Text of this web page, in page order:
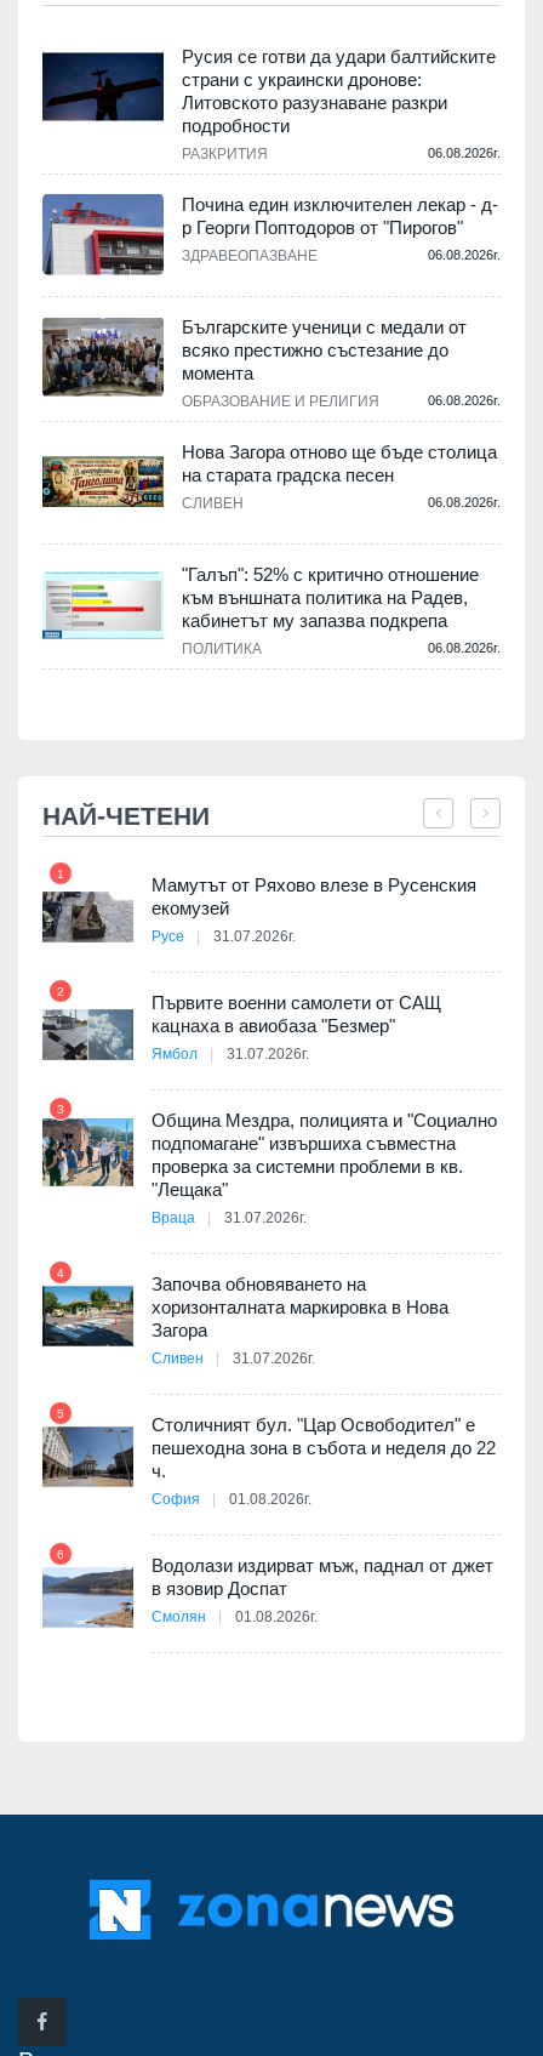
Русия се готви да удари балтийските
страни с украински дронове:
Литовското разузнаване разкри
подробности
РАЗКРИТИЯ 06.08.2026г.
Почина един изключителен лекар - д-
р Георги Поптодоров от "Пирогов"
ЗДРАВЕОПАЗВАНЕ 06.08.2026г.
Българските ученици с медали от
всяко престижно състезание до
момента
ОБРАЗОВАНИЕ И РЕЛИГИЯ 06.08.2026г.
Нова Загора отново ще бъде столица
на старата градска песен
СЛИВЕН 06.08.2026г.
"Галъп": 52% с критично отношение
към външната политика на Радев,
кабинетът му запазва подкрепа
ПОЛИТИКА 06.08.2026г.
НАЙ-ЧЕТЕНИ
1
Мамутът от Ряхово влезе в Русенския
екомузей
Русе 31.07.2026г.
2
Първите военни самолети от САЩ
кацнаха в авиобаза "Безмер"
Ямбол 31.07.2026г.
3
Община Мездра, полицията и "Социално
подпомагане" извършиха съвместна
проверка за системни проблеми в кв.
"Лещака"
Враца 31.07.2026г.
4
Започва обновяването на
хоризонталната маркировка в Нова
Загора
Сливен 31.07.2026г.
5
Столичният бул. "Цар Освободител" е
пешеходна зона в събота и неделя до 22
ч.
София 01.08.2026г.
6
Водолази издирват мъж, паднал от джет
в язовир Доспат
Смолян 01.08.2026г.